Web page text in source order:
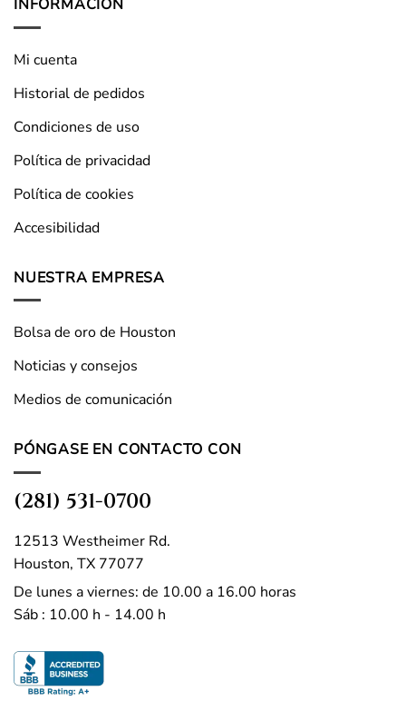
INFORMACIÓN
Mi cuenta
Historial de pedidos
Condiciones de uso
Política de privacidad
Política de cookies
Accesibilidad
NUESTRA EMPRESA
Bolsa de oro de Houston
Noticias y consejos
Medios de comunicación
PÓNGASE EN CONTACTO CON
(281) 531-0700
12513 Westheimer Rd.
Houston, TX 77077
De lunes a viernes: de 10.00 a 16.00 horas
Sáb : 10.00 h - 14.00 h